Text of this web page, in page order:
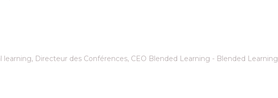
learning, Directeur des Conférences, CEO Blended Learning - Blended Learning